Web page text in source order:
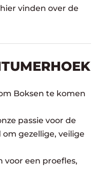
vinden over de
Boksen te komen
passie voor de
gezellige, veilige
voor een proefles,